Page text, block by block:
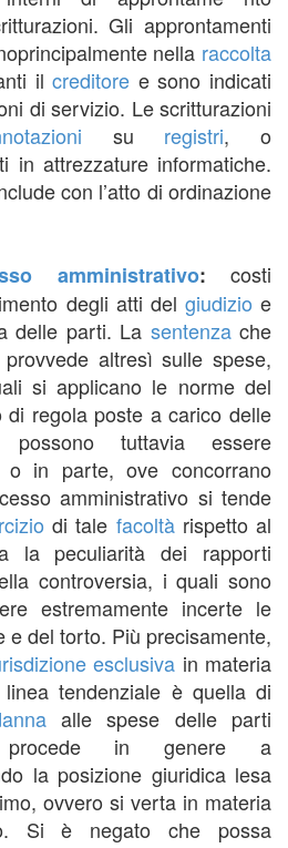
Gli approntamenti
nella raccolta
ilcreditore e sono indicati
di servizio. Le scritturazioni
su registri, o
in attrezzature informatiche.
con l’atto di ordinazione
amministrativo: costi
degli atti del giudizio e
delle parti. La sentenzache
altresì sulle spese,
si applicano le norme del
regola poste a carico delle
possono tuttavia essere
o in parte, ove concorrano
amministrativo si tende
di tale facoltàrispetto al
la peculiarità dei rapporti
controversia, i quali sono
estremamente incerte le
e del torto. Più precisamente,
esclusiva in materia
tendenziale è quella di
alle spese delle parti
procede in genere a
la posizione giuridica lesa
ovvero si verta in materia
Si è negato che possa